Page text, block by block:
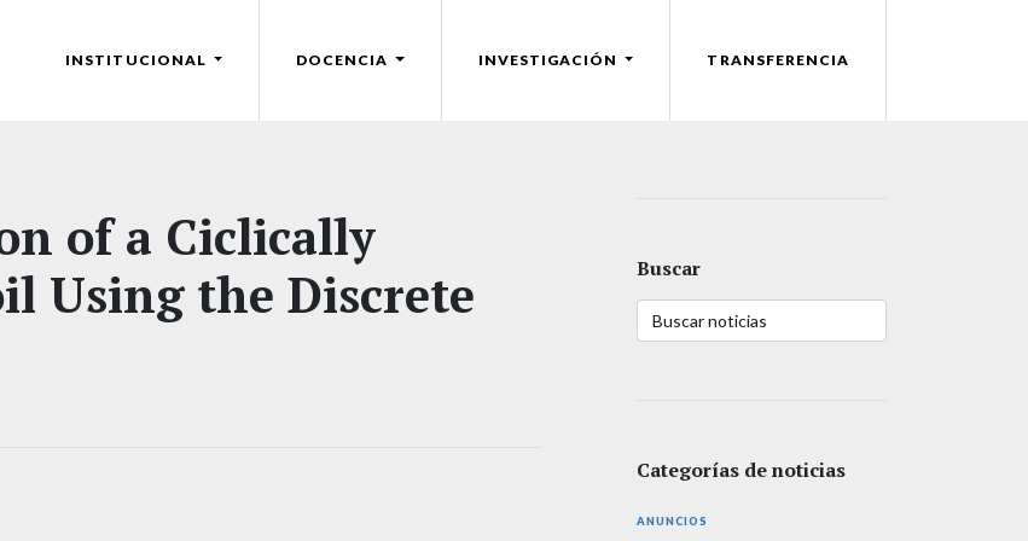
INSTITUCIONAL DOCENCIA INVESTIGACIÓN TRANSFERENCIA
of a Ciclically
Using the Discrete
Buscar
Categorías de noticias
ANUNCIOS